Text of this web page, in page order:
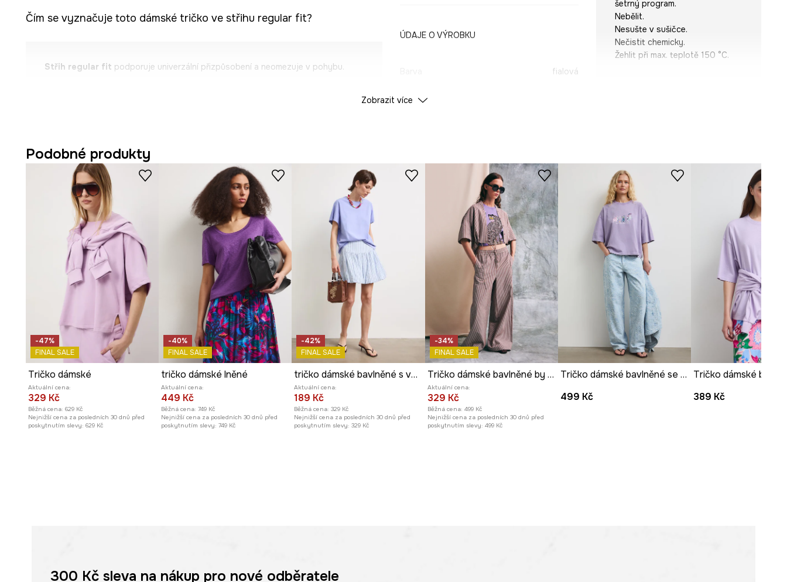
Čím se vyznačuje toto dámské tričko ve střihu regular fit?
Střih regular fit podporuje univerzální přizpůsobení a neomezuje v pohybu.
Krátký rukávumožňuje volné nošení, ideální pro letní stylizace.
Kulatý výstřihpodtrhuje klasický vzhled a hodí se k mnoha outfitům.
lněný úpletdodává prodyšnost, díky čemuž je ideální do horkého
počasí.
Hladký vzortrička usnadňuje vytváření rozmanitých a ucelených stylizací.
ÚDAJE O VÝROBKU
fialová
ID produktu
šetrný program.
Nebělit.
Nesušte v sušičce.
Nečistit chemicky.
Žehlit při max. teplotě 150 °C.
ROZMĚRY
Míry uvedené pro velikost
Šířka podpaží
Modelka na fotografii je vysoká
172 cm a má na sebe velikost S
Prohlédněte si rozměry
Zobrazit více
Podobné produkty
-47%
FINAL SALE
Tričko dámské
Aktuální cena:
329 Kč
Běžná cena: 629 Kč
Nejnižší cena za posledních 30 dnů před
poskytnutím slevy: 629 Kč
-40%
FINAL SALE
tričko dámské lněné
Aktuální cena:
449 Kč
Běžná cena: 749 Kč
Nejnižší cena za posledních 30 dnů před
poskytnutím slevy: 749 Kč
-42%
FINAL SALE
tričko dámské bavlněné s vybledlým efektem
Aktuální cena:
189 Kč
Běžná cena: 329 Kč
Nejnižší cena za posledních 30 dnů před
poskytnutím slevy: 329 Kč
-34%
FINAL SALE
Tričko dámské bavlněné by Lola Styrylska, Graphics Series
Aktuální cena:
329 Kč
Běžná cena: 499 Kč
Nejnižší cena za posledních 30 dnů před
poskytnutím slevy: 499 Kč
Tričko dámské bavlněné se zvířecím vzorem
499 Kč
389 Kč
300 Kčsleva na nákup pro nové odběratele